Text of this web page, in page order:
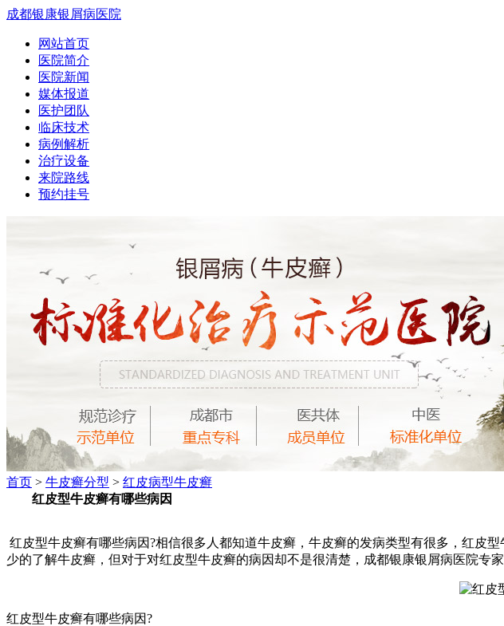
成都银康银屑病医院
网站首页
医院简介
医院新闻
媒体报道
医护团队
临床技术
病例解析
治疗设备
来院路线
预约挂号
首页 > 牛皮癣分型 > 红皮病型牛皮癣
红皮型牛皮癣有哪些病因
红皮型牛皮癣有哪些病因?相信很多人都知道牛皮癣，牛皮癣的发病类型有很多，红皮
少的了解牛皮癣，但对于对红皮型牛皮癣的病因却不是很清楚，成都银康银屑病医院专家
红皮型牛皮癣有哪些病因?